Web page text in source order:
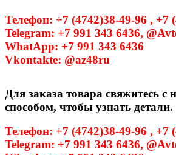
Телефон: +7 (4742)38-49-96 , +7
Telegram: +7 991 343 6436,
WhatApp: +7 991 343 6436
Vkontakte: @az48ru
Для заказа товара свяжитесь
способом, чтобы узнать детали.
Телефон: +7 (4742)38-49-96 , +7
Telegram: +7 991 343 6436,